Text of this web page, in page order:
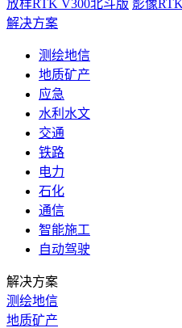
放样RTK V300北斗版 影像
解决方案
测绘地信
地质矿产
应急
水利水文
交通
铁路
电力
石化
通信
智能施工
自动驾驶
解决方案
测绘地信
地质矿产